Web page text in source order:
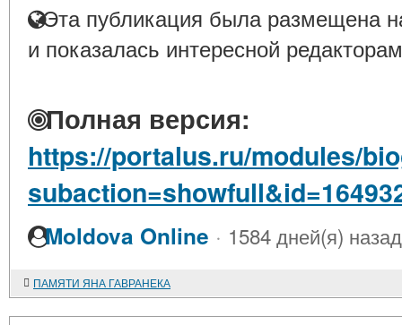
Эта публикация была размещена
и показалась интересной
Полная версия:
https://portalus.ru/modules/
Moldova Online · 1584 дней(я) назад
ПАМЯТИ ЯНА ГАВРАНЕКА